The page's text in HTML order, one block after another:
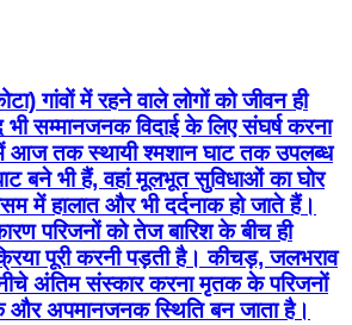
गांवों में रहने वाले लोगों को जीवन ही
भी सम्मानजनक विदाई के लिए संघर्ष करना
आज तक स्थायी श्मशान घाट तक उपलब्ध
बने भी हैं, वहां मूलभूत सुविधाओं का घोर
में हालात और भी दर्दनाक हो जाते हैं।
परिजनों को तेज बारिश के बीच ही
पूरी करनी पड़ती है। कीचड़, जलभराव
अंतिम संस्कार करना मृतक के परिजनों
और अपमानजनक स्थिति बन जाता है।